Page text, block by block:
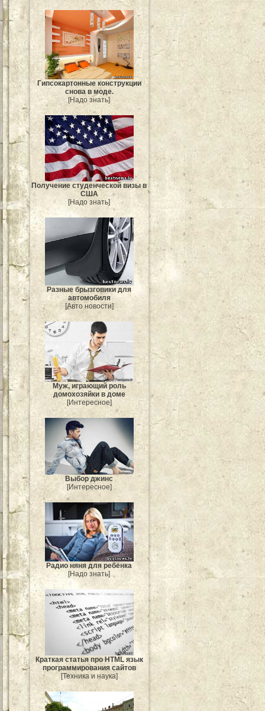
Гипсокартонные конструкции
снова в моде.
[Надо знать]
Получение студенческой визы в
США
[Надо знать]
Разные брызговики для
автомобиля
[Авто новости]
Муж, играющий роль
домохозяйки в доме
[Интересное]
Выбор джинс
[Интересное]
Радио няня для ребёнка
[Надо знать]
Краткая статья про HTML язык
программирования сайтов
[Техника и наука]